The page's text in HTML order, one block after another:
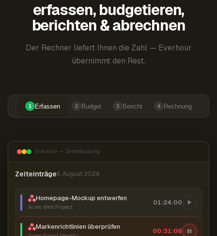
erfassen, budgetieren,
berichten & abrechnen
Der Rechner liefert Ihnen die Zahl — Everhour
übernimmt den Rest.
1 Erfassen 2 Budget 3 Bericht 4 Rechnung
Everhour — Zeiterfassung
Zeiteinträge6. August 2026
Homepage-Mockup entwerfen
Acme Web Project
01:24:00
Markenrichtlinien überprüfen 00:31:07